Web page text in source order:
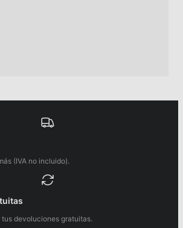
(IVA no incluido).
devoluciones gratuitas.